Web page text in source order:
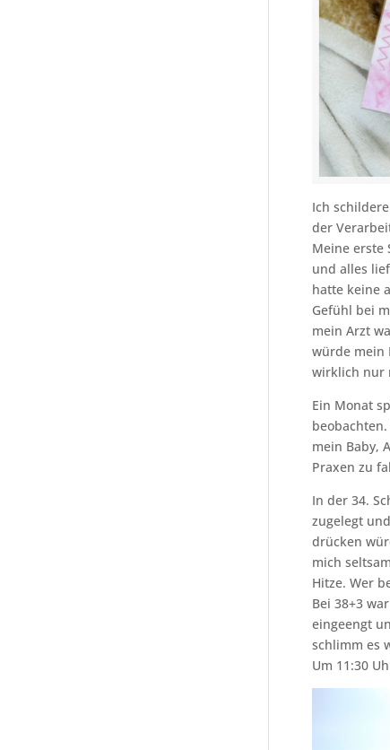
Ich
der
Meine erste
und alles
hatte keine
Gefühl bei
mein Arzt
würde mein
wirklich nur
Ein Monat
mein Baby,
Praxen zu
In der 34.
zugelegt
drücken
mich
Hitze. Wer
Bei 38+3
eingeengt
schlimm es
Um 11:30